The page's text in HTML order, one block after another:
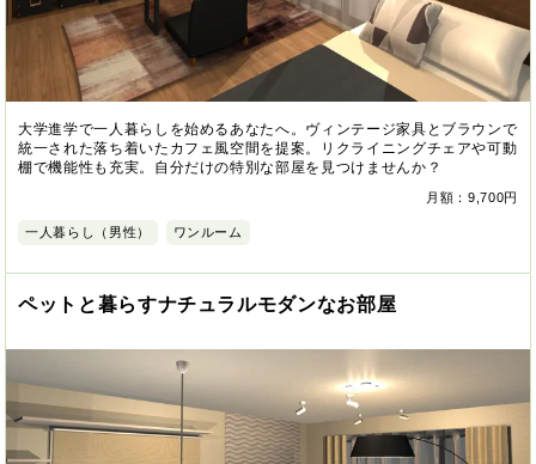
大学進学で一人暮らしを始めるあなたへ。ヴィンテージ家具とブラウンで
統一された落ち着いたカフェ風空間を提案。リクライニングチェアや可動
棚で機能性も充実。自分だけの特別な部屋を見つけませんか？
月額：9,700円
一人暮らし（男性） ワンルーム
ペットと暮らすナチュラルモダンなお部屋